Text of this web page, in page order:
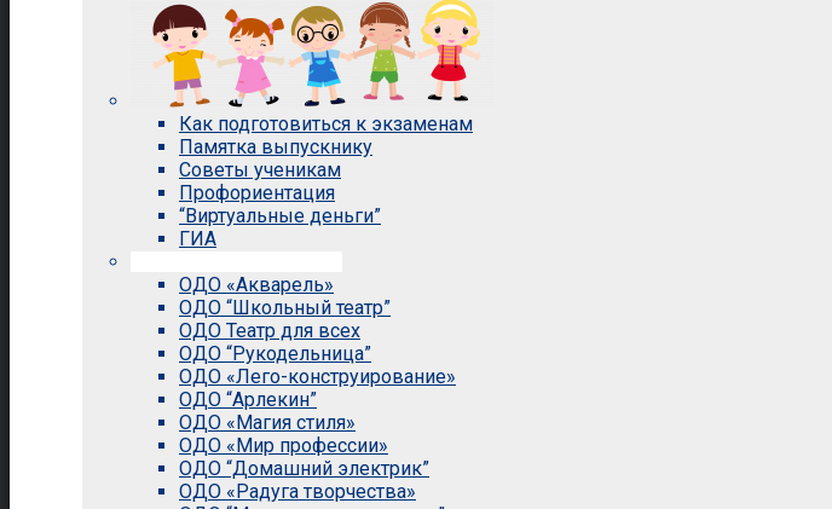
Как подготовиться к экзаменам
Памятка выпускнику
Советы ученикам
Профориентация
“Виртуальные деньги”
ГИА
ОДО «Акварель»
ОДО “Школьный театр”
ОДО Театр для всех
ОДО “Рукодельница”
ОДО «Лего-конструирование»
ОДО “Арлекин”
ОДО «Магия стиля»
ОДО «Мир профессии»
ОДО “Домашний электрик”
ОДО «Радуга творчества»